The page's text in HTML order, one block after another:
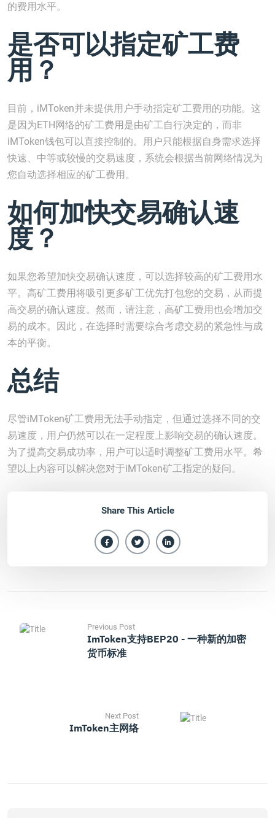
的费用水平。
是否可以指定矿工费
用？
目前，iMToken并未提供用户手动指定矿工费用的功能。这
是因为ETH网络的矿工费用是由矿工自行决定的，而非
iMToken钱包可以直接控制的。用户只能根据自身需求选择
快速、中等或较慢的交易速度，系统会根据当前网络情况为
您自动选择相应的矿工费用。
如何加快交易确认速
度？
如果您希望加快交易确认速度，可以选择较高的矿工费用水
平。高矿工费用将吸引更多矿工优先打包您的交易，从而提
高交易的确认速度。然而，请注意，高矿工费用也会增加交
易的成本。因此，在选择时需要综合考虑交易的紧急性与成
本的平衡。
总结
尽管iMToken矿工费用无法手动指定，但通过选择不同的交
易速度，用户仍然可以在一定程度上影响交易的确认速度。
为了提高交易成功率，用户可以适时调整矿工费用水平。希
望以上内容可以解决您对于iMToken矿工指定的疑问。
Share This Article
Previous Post
ImToken支持BEP20 - 一种新的加密
货币标准
Next Post
ImToken主网络